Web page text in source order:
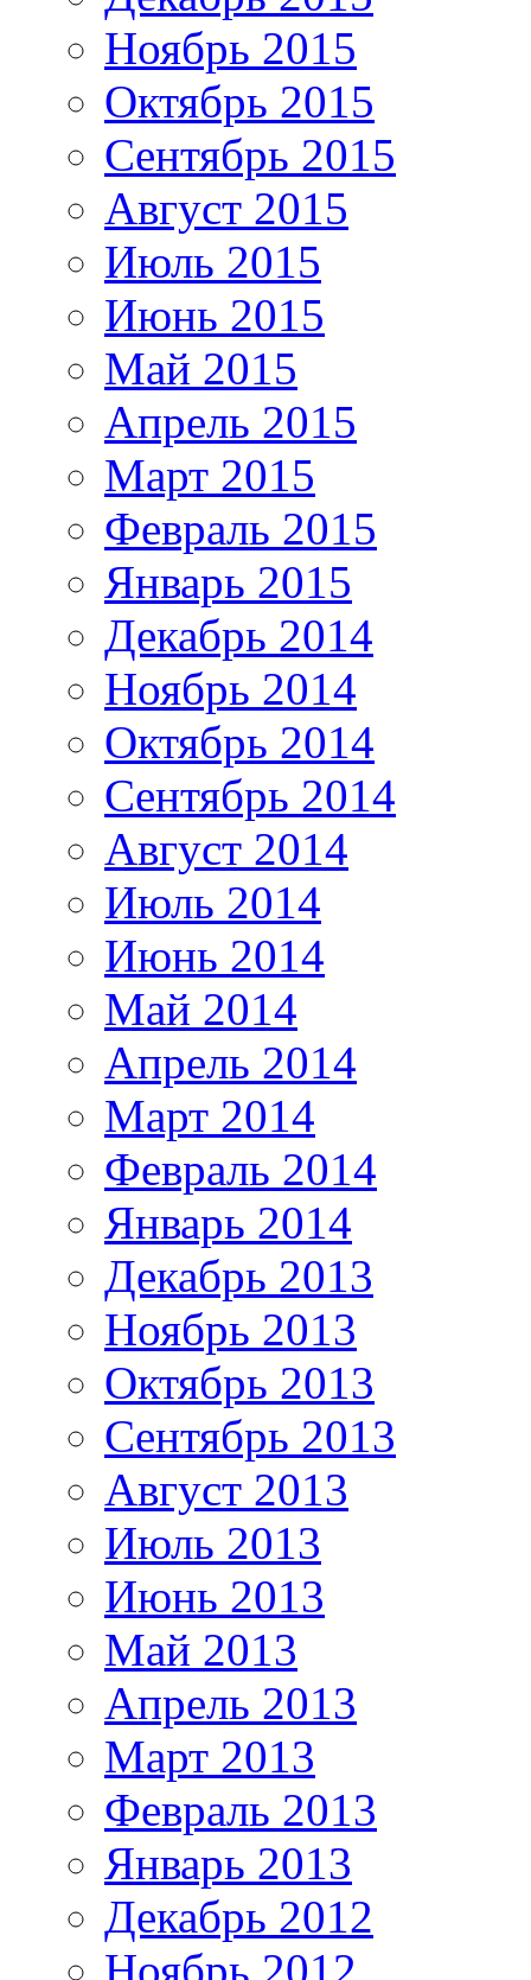
Ноябрь 2015
Октябрь 2015
Сентябрь 2015
Август 2015
Июль 2015
Июнь 2015
Май 2015
Апрель 2015
Март 2015
Февраль 2015
Январь 2015
Декабрь 2014
Ноябрь 2014
Октябрь 2014
Сентябрь 2014
Август 2014
Июль 2014
Июнь 2014
Май 2014
Апрель 2014
Март 2014
Февраль 2014
Январь 2014
Декабрь 2013
Ноябрь 2013
Октябрь 2013
Сентябрь 2013
Август 2013
Июль 2013
Июнь 2013
Май 2013
Апрель 2013
Март 2013
Февраль 2013
Январь 2013
Декабрь 2012
Ноябрь 2012